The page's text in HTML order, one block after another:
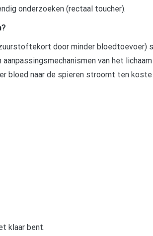
onderzoeken (rectaal toucher).
door minder bloedtoevoer)
van het
bloed naar de spieren stroomt ten
klaar bent.